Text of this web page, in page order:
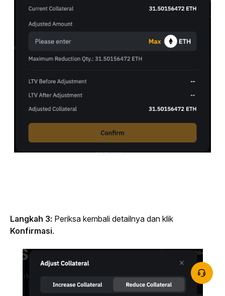
Langkah 3:
Konfirmasi.